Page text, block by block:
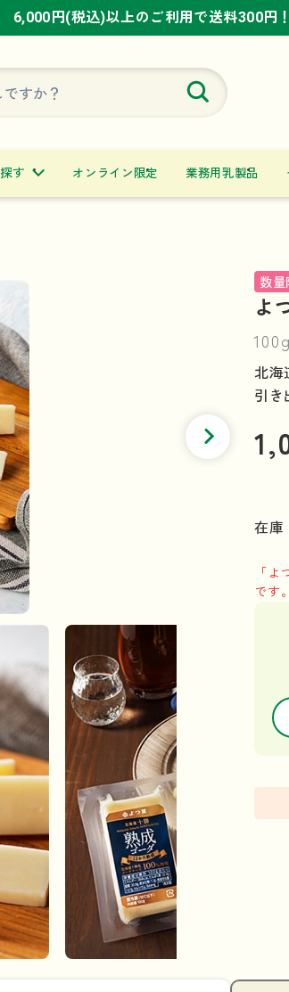
6,000円(税込)以上のご利用で送料300円
6,000円(税込)以上のご利用で送料300円
6,000円(税込)以上のご利用で送料300円
す オンライン限定 業務用乳製品
数量
よ
100g
北海
引き
在庫
「
です。